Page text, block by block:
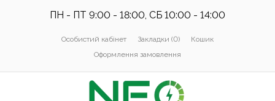
ПН - ПТ 9:00 - 18:00, СБ 10:00 - 14:00
Особистий кабінет Закладки (0)
Кошик
Оформлення замовлення